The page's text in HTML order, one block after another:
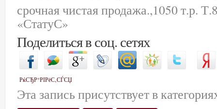
срочная чистая продажа.,1050 т.р.
«СтатуС»
Поделиться в соц. сетях
РќСЂР°РІРёС‚СЃСЏ
Эта запись присутствует в